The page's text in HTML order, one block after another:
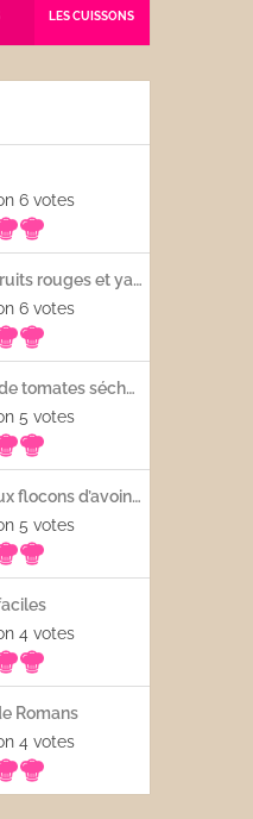
LES CUISSONS
6 votes
Smoothie fruits rouges et yaourt
6 votes
Tapenade de tomates séchées
5 votes
Porridge aux flocons d’avoine avec les fruits frais
5 votes
4 votes
Romans
4 votes